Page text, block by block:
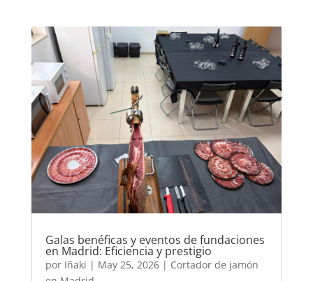
Galas benéficas y eventos de fundaciones
en Madrid: Eficiencia y prestigio
por Iñaki | May 25, 2026| Cortador de jamón